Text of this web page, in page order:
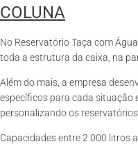
COLUNA
No Reservatório Taça com
toda a estrutura da caixa, na
Além do mais, a empresa
específicos para cada situação
personalizando os
Capacidades entre 2.000 litros